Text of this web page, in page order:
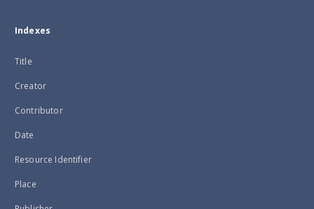
Indexes
Title
Creator
Contributor
Date
Resource Identifier
Place